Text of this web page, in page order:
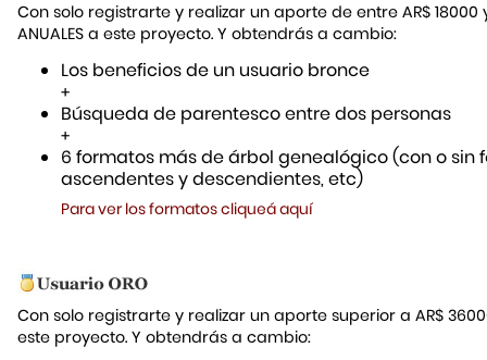
Con solo registrarte y realizar un aporte de entre AR$ 18000
ANUALES a este proyecto. Y obtendrás a cambio:
Los beneficios de un usuario bronce
+
Búsqueda de parentesco entre dos personas
+
6 formatos más de árbol genealógico (con o sin
ascendentes y descendientes, etc)
Para ver los formatos cliqueá aquí
Con solo registrarte y realizar un aporte superior a AR$
este proyecto. Y obtendrás a cambio: